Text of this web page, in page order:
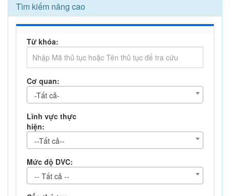
Tìm kiếm nâng cao
Từ khóa:
Cơ quan:
-Tất cả-
Lĩnh vực thực
hiện:
--Tất cả--
Mức độ DVC:
-- Tất cả --